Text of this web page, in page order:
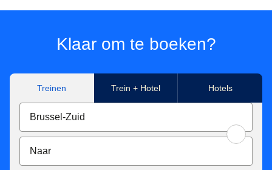
Klaar om te boeken?
Treinen Trein + Hotel Hotels